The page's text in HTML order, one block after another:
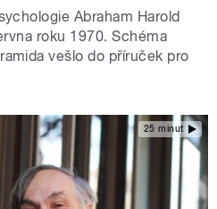
Abraham Harold
roku 1970. Schéma
vešlo do příruček pro
25 minut